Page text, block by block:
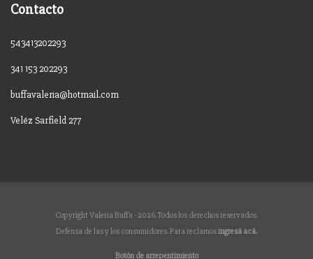
Contacto
543413202293
341 153 202293
buffavaleria@hotmail.com
Veléz Sarfield 277
Copyright Valeria Buffa - 2026. Todos los derechos reservados.
Defensa de las y los consumidores. Para reclamosingresá acá.
Botón de arrepentimiento